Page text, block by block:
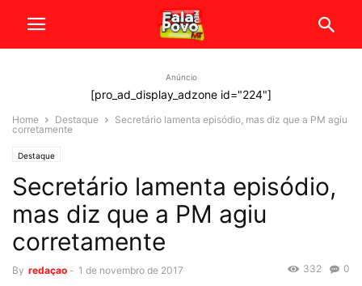
Anúncio
[pro_ad_display_adzone id="224"]
Home Destaque
Secretário lamenta episódio, mas diz que a PM agiu
corretamente
Destaque
Secretário lamenta episódio,
mas diz que a PM agiu
corretamente
By redaçao - 1 de novembro de 2017 0
332